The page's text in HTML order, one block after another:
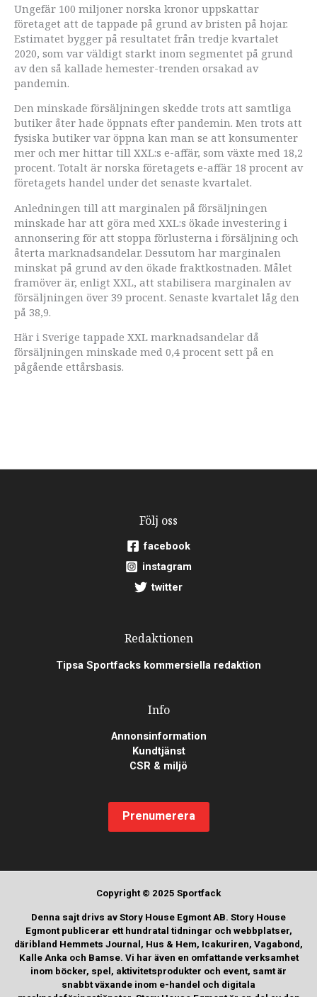
Ungefär 100 miljoner norska kronor uppskattar
företaget att de tappade på grund av bristen på hojar.
Estimatet bygger på resultatet från tredje kvartalet
2020, som var väldigt starkt inom segmentet på grund
av den så kallade hemester-trenden orsakad av
pandemin.
Den minskade försäljningen skedde trots att samtliga
butiker åter hade öppnats efter pandemin. Men trots att
fysiska butiker var öppna kan man se att konsumenter
mer och mer hittar till XXL:s e-affär, som växte med 18,2
procent. Totalt är norska företagets e-affär 18 procent av
företagets handel under det senaste kvartalet.
Anledningen till att marginalen på försäljningen
minskade har att göra med XXL:s ökade investering i
annonsering för att stoppa förlusterna i försäljning och
återta marknadsandelar. Dessutom har marginalen
minskat på grund av den ökade fraktkostnaden. Målet
framöver är, enligt XXL, att stabilisera marginalen av
försäljningen över 39 procent. Senaste kvartalet låg den
på 38,9.
Här i Sverige tappade XXL marknadsandelar då
försäljningen minskade med 0,4 procent sett på en
pågående ettårsbasis.
Följ oss
facebook
instagram
twitter
Redaktionen
Tipsa Sportfacks kommersiella redaktion
Info
Annonsinformation
Kundtjänst
CSR & miljö
Prenumerera
Copyright © 2025 Sportfack
Denna sajt drivs av Story House Egmont AB. Story House
Egmont publicerar ett hundratal tidningar och webbplatser,
däribland Hemmets Journal, Hus & Hem, Icakuriren, Vagabond,
Kalle Anka och Bamse. Vi har även en omfattande verksamhet
inom böcker, spel, aktivitetsprodukter och event, samt är
snabbt växande inom e-handel och digitala